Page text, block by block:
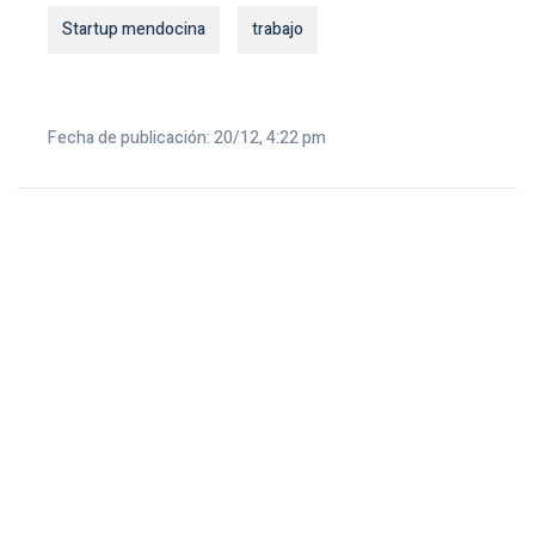
Startup mendocina trabajo
Fecha de publicación: 20/12, 4:22 pm